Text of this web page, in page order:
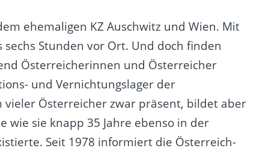
ehemaligen KZ Auschwitz und Wien. Mit
Stunden vor Ort. Und doch finden
Österreicherinnen und Österreicher
und Vernichtungslager der
vieler Österreicher zwar präsent, bildet aber
wie sie knapp 35 Jahre ebenso in der
Seit 1978 informiert die Österreich-